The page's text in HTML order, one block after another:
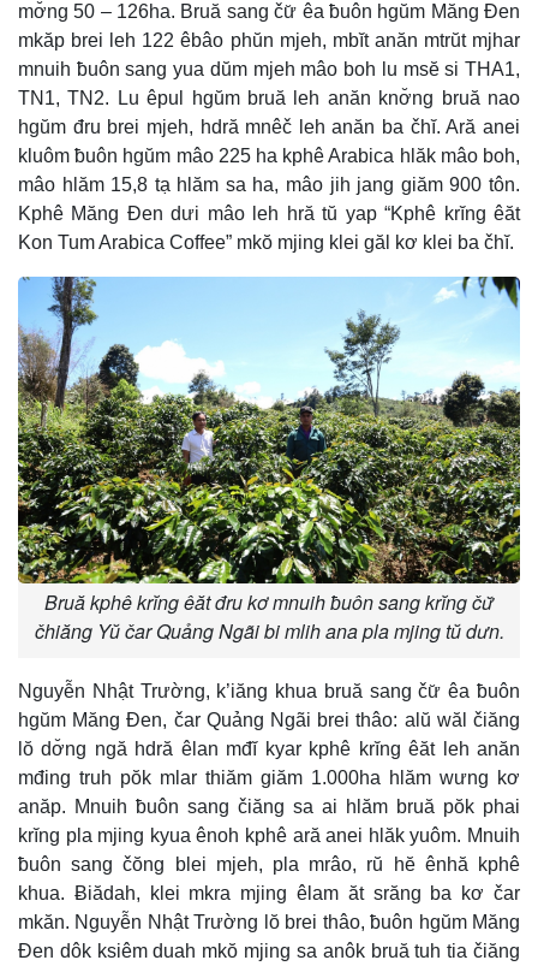
mơ̆ng 50 – 126ha. Bruă sang čư̆ êa ƀuôn hgŭm Măng Đen
mkăp brei leh 122 êbâo phŭn mjeh, mbĭt anăn mtrŭt mjhar
mnuih ƀuôn sang yua dŭm mjeh mâo boh lu msĕ si THA1,
TN1, TN2. Lu êpul hgŭm bruă leh anăn knơ̆ng bruă nao
hgŭm đru brei mjeh, hdră mnêč leh anăn ba čhĭ. Ară anei
kluôm ƀuôn hgŭm mâo 225 ha kphê Arabica hlăk mâo boh,
mâo hlăm 15,8 tạ hlăm sa ha, mâo jih jang giăm 900 tôn.
Kphê Măng Đen dưi mâo leh hră tŭ yap “Kphê krĭng êăt
Kon Tum Arabica Coffee” mkŏ mjing klei găl kơ klei ba čhĭ.
Bruă kphê krĭng êăt đru kơ mnuih ƀuôn sang krĭng čư̆
čhiăng Yŭ čar Quảng Ngãi bi mlih ana pla mjing tŭ dưn.
Nguyễn Nhật Trường, k’iăng khua bruă sang čư̆ êa ƀuôn
hgŭm Măng Đen, čar Quảng Ngãi brei thâo: alŭ wăl čiăng
lŏ dơ̆ng ngă hdră êlan mđĭ kyar kphê krĭng êăt leh anăn
mđing truh pŏk mlar thiăm giăm 1.000ha hlăm wưng kơ
anăp. Mnuih ƀuôn sang čiăng sa ai hlăm bruă pŏk phai
krĭng pla mjing kyua ênoh kphê ară anei hlăk yuôm. Mnuih
ƀuôn sang čŏng blei mjeh, pla mrâo, rŭ hĕ ênhă kphê
khua. Ƀiădah, klei mkra mjing êlam ăt srăng ba kơ čar
mkăn. Nguyễn Nhật Trường lŏ brei thâo, ƀuôn hgŭm Măng
Đen dôk ksiêm duah mkŏ mjing sa anôk bruă tuh tia čiăng